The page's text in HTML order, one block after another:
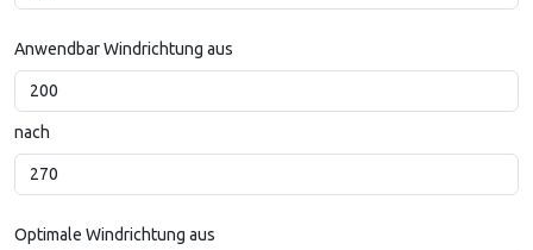
Anwendbar Windrichtung aus
nach
Optimale Windrichtung aus